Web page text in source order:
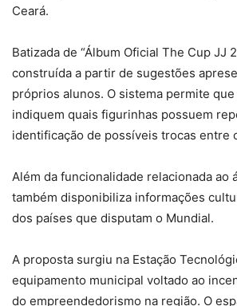
Ceará.
Batizada de “Álbum Oficial The Cup JJ
construída a partir de sugestões
próprios alunos. O sistema permite
indiquem quais figurinhas possuem
identificação de possíveis trocas entre
Além da funcionalidade relacionada ao
também disponibiliza informações
dos países que disputam o Mundial.
A proposta surgiu na Estação
equipamento municipal voltado ao
do empreendedorismo na região. O